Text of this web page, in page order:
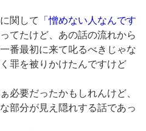
関して
「憎めない人なんです
てたけど、あの話の流れから
番最初に来て叱るべきじゃな
罪を被りかけたんですけど
必要だったかもしれんけど、
部分が見え隠れする話であっ